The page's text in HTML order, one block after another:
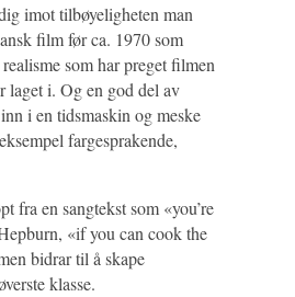
imot tilbøyeligheten man
film før ca. 1970 som
som har preget filmen
laget i. Og en god del av
i en tidsmaskin og meske
fargesprakende,
fra en sangtekst som «you’re
«if you can cook the
bidrar til å skape
klasse.